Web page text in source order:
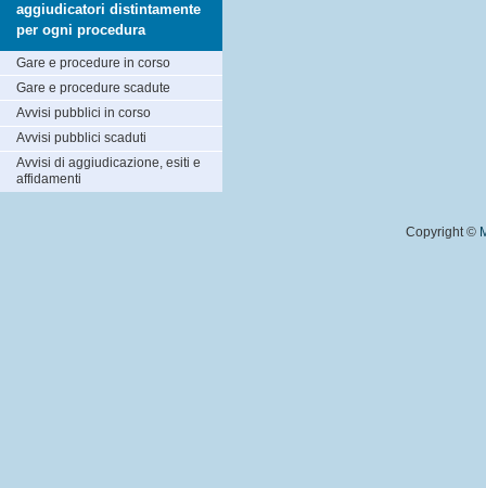
aggiudicatori distintamente
per ogni procedura
Gare e procedure in corso
Gare e procedure scadute
Avvisi pubblici in corso
Avvisi pubblici scaduti
Avvisi di aggiudicazione, esiti e
affidamenti
Copyright ©